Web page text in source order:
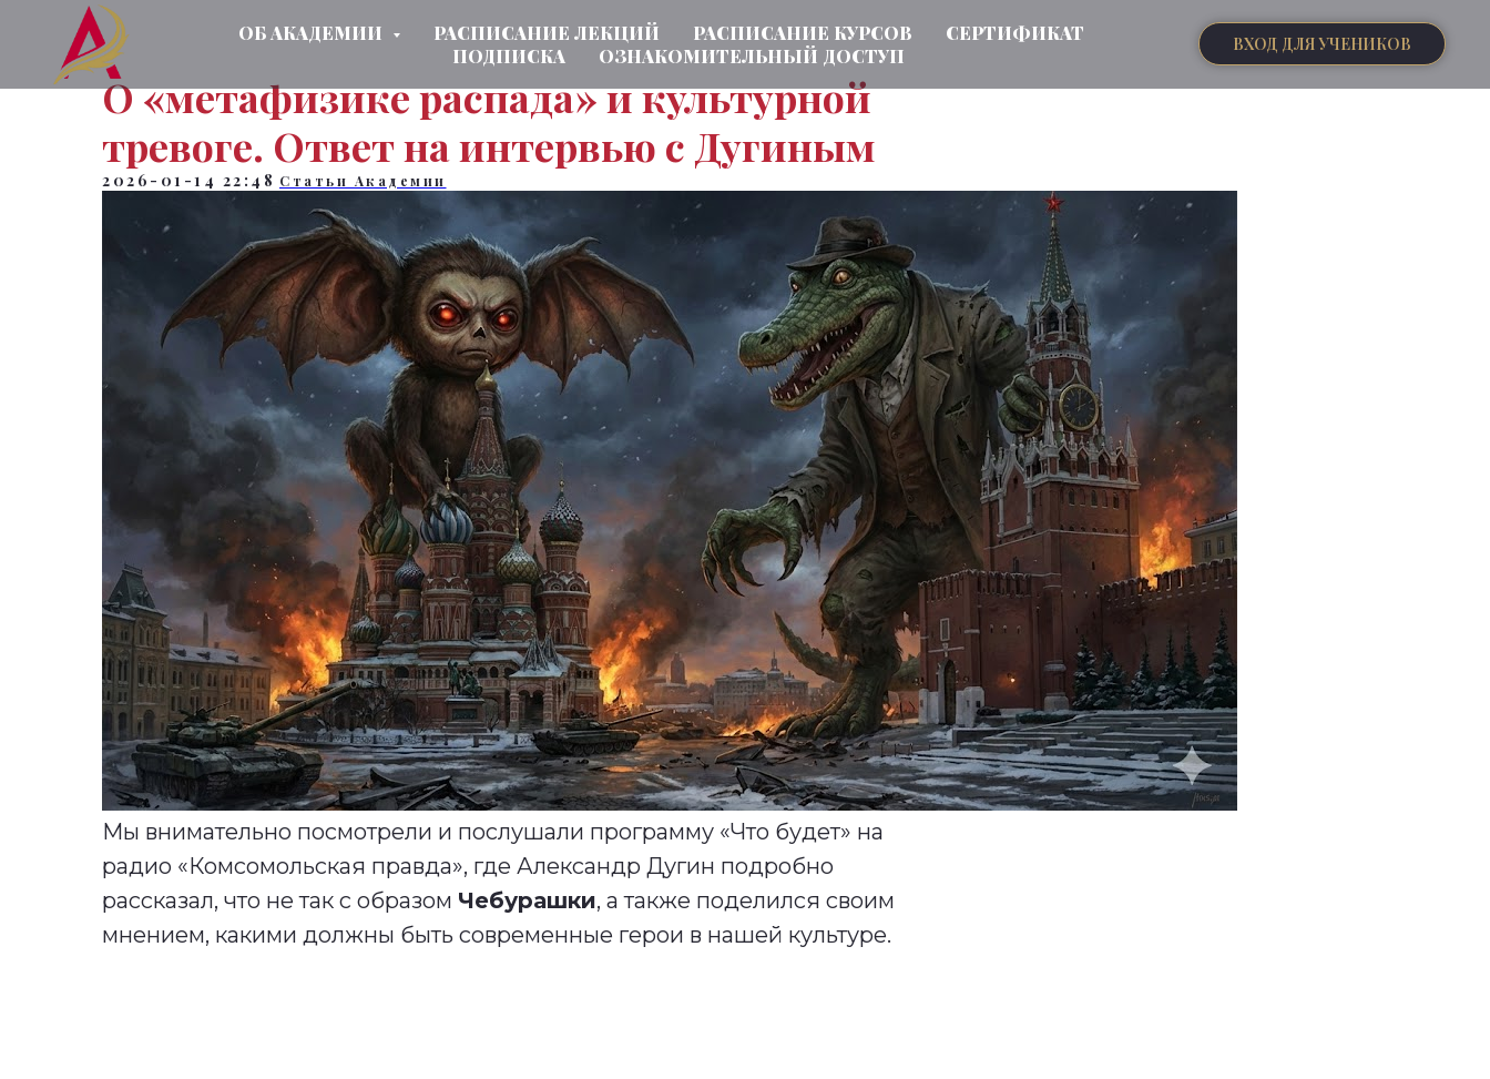
ОБ АКАДЕМИИ РАСПИСАНИЕ ЛЕКЦИЙ РАСПИСАНИЕ КУРСОВ
СЕРТИФИКАТ
ПОДПИСКА
ОЗНАКОМИТЕЛЬНЫЙ ДОСТУП
ВХОД ДЛЯ УЧЕНИКОВ
О «метафизике распада» и культурной
тревоге. Ответ на интервью с Дугиным
2026-01-14 22:48 Статьи Академии
Мы внимательно посмотрели и послушали программу «Что будет» на
радио «Комсомольская правда», где Александр Дугин подробно
рассказал, что не так с образом Чебурашки, а также поделился своим
мнением, какими должны быть современные герои в нашей культуре.